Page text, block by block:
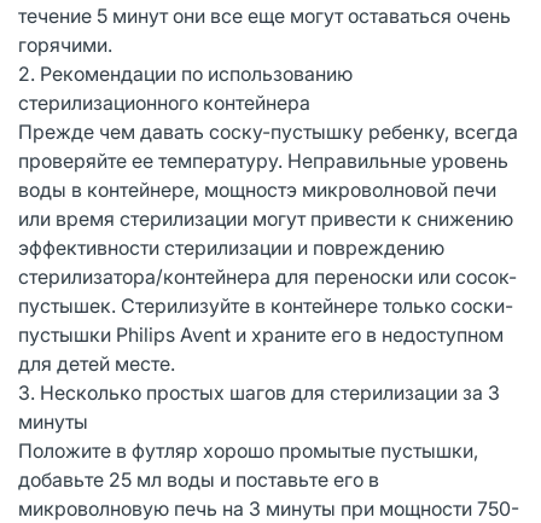
течение 5 минут они все еще могут оставаться очень
горячими.
2. Рекомендации по использованию
стерилизационного контейнера
Прежде чем давать соску-пустышку ребенку, всегда
проверяйте ее температуру. Неправильные уровень
воды в контейнере, мощностэ микроволновой печи
или время стерилизации могут привести к снижению
эффективности стерилизации и повреждению
стерилизатора/контейнера для переноски или сосок-
пустышек. Стерилизуйте в контейнере только соски-
пустышки Philips Avent и храните его в недоступном
для детей месте.
3. Несколько простых шагов для стерилизации за 3
минуты
Положите в футляр хорошо промытые пустышки,
добавьте 25 мл воды и поставьте его в
микроволновую печь на 3 минуты при мощности 750-